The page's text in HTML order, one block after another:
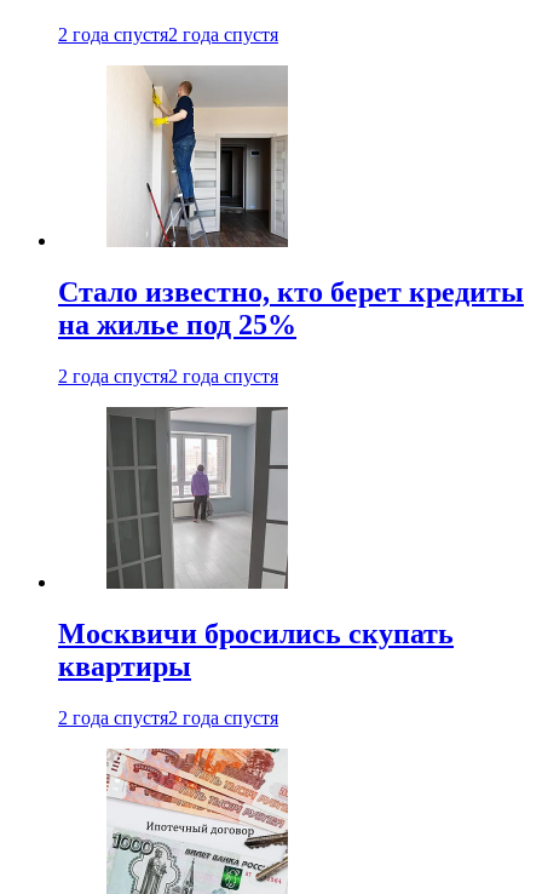
2 года спустя2 года спустя
Стало известно, кто берет кредиты
на жилье под 25%
2 года спустя2 года спустя
Москвичи бросились скупать
квартиры
2 года спустя2 года спустя